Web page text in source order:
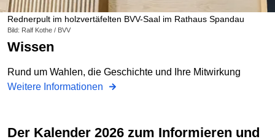
Rednerpult im holzvertäfelten BVV-Saal im Rathaus Spandau
Bild: Ralf Kothe / BVV
Wissen
Rund um Wahlen, die Geschichte und Ihre Mitwirkung
Weitere Informationen
Der Kalender 2026 zum Informieren und